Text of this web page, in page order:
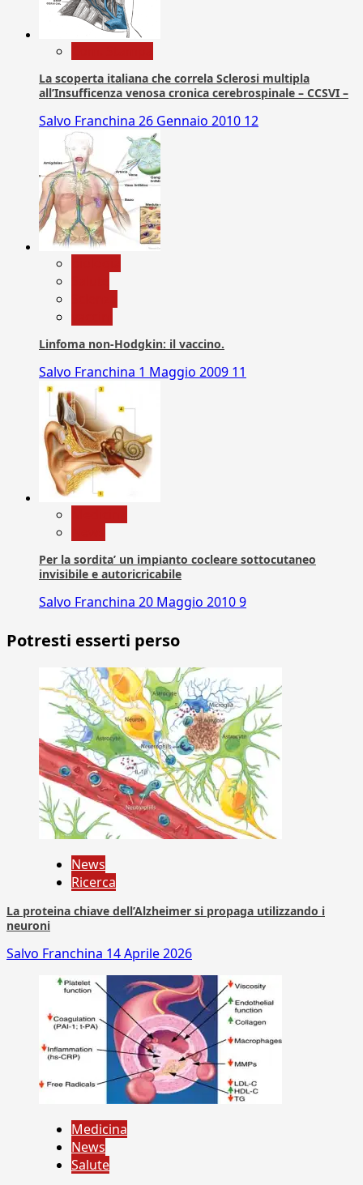
La scoperta italiana che correla Sclerosi multipla
all’Insufficenza venosa cronica cerebrospinale – CCSVI –
Salvo Franchina 26 Gennaio 2010 12
Linfoma non-Hodgkin: il vaccino.
Salvo Franchina 1 Maggio 2009 11
Per la sordita’ un impianto cocleare sottocutaneo
invisibile e autoricricabile
Salvo Franchina 20 Maggio 20109
Potresti esserti perso
News
Ricerca
La proteina chiave dell’Alzheimer si propaga utilizzando i
neuroni
Salvo Franchina 14 Aprile 2026
Medicina
News
Salute